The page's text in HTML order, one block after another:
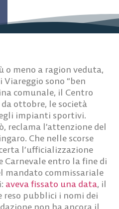
meno a ragion veduta,
Viareggio sono “ben
comunale, il Centro
ottobre, le società
impianti sportivi.
reclama l’attenzione del
Che nelle scorse
l’ufficializzazione
Carnevale entro la fine di
mandato commissariale
aveva fissato una data, il
reso pubblici i nomi dei
non ha ancora il